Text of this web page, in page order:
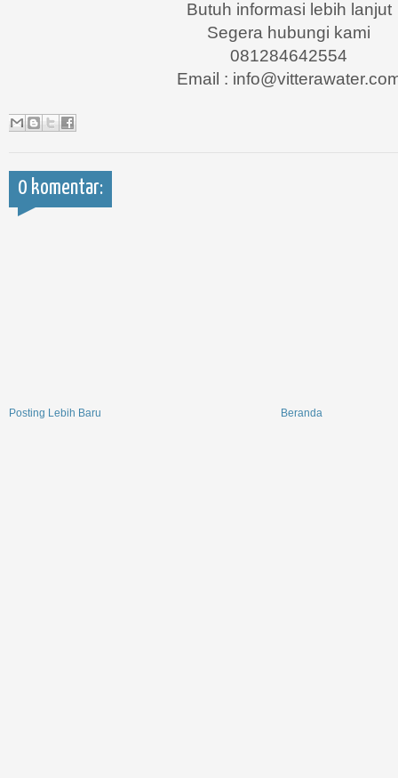
Butuh informasi lebih lanjut
Segera hubungi kami
081284642554
Email :
0 komentar:
Posting Lebih Baru Beranda